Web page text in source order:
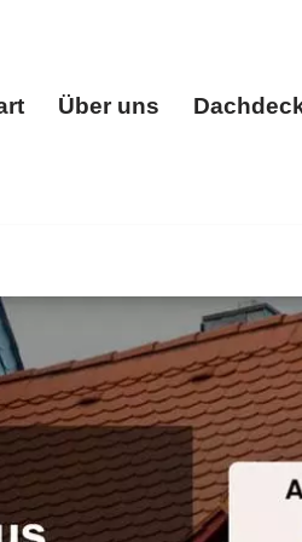
Über uns
Dachstuhl. Für
Ihre Begeisterung ✉.